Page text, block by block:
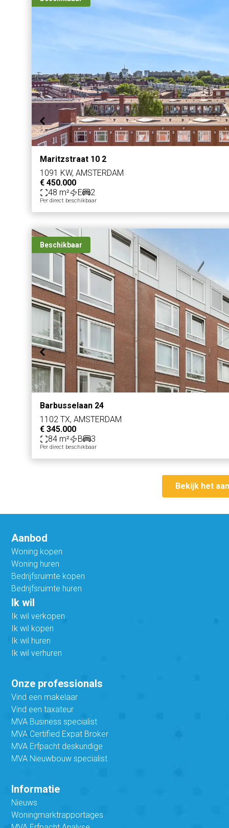
Maritzstraat 10 2
1091 KW, AMSTERDAM
€ 450.000
48 m²
E 2
Per direct beschikbaar
Beschikbaar
Barbusselaan 24
1102 TX, AMSTERDAM
€ 345.000
84 m²
B 3
Per direct beschikbaar
Bekijk het
Aanbod
Woning kopen
Woning huren
Bedrijfsruimte kopen
Bedrijfsruimte huren
Ik wil
Ik wil verkopen
Ik wil kopen
Ik wil huren
Ik wil verhuren
Onze professionals
Vind een makelaar
Vind een taxateur
MVA Business specialist
MVA Certified Expat Broker
MVA Erfpacht deskundige
MVA Nieuwbouw specialist
Informatie
Nieuws
Woningmarktrapportages